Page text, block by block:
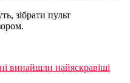
зібрати пульт
винайшли найяскравіші